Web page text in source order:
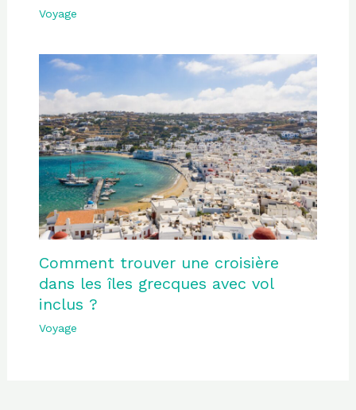
Voyage
Comment trouver une croisière
dans les îles grecques avec vol
inclus ?
Voyage